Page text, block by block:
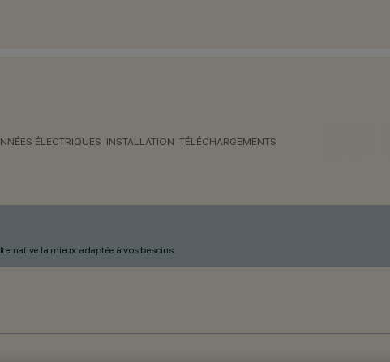
ÉLECTRIQUES INSTALLATION TÉLÉCHARGEMENTS
la mieux adaptée à vos besoins.